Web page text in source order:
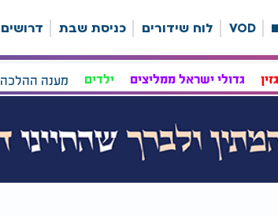
VOD לוח שידורים כניסת שבת דרושים
גדולי ישראל ממליצים ילדים מענה ההלכה